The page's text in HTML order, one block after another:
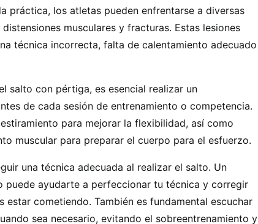
práctica, los atletas pueden enfrentarse a diversas
musculares y fracturas. Estas lesiones
técnica incorrecta, falta de calentamiento adecuado
salto con pértiga, es esencial realizar un
de cada sesión de entrenamiento o competencia.
para mejorar la flexibilidad, así como
muscular para preparar el cuerpo para el esfuerzo.
una técnica adecuada al realizar el salto. Un
puede ayudarte a perfeccionar tu técnica y corregir
estar cometiendo. También es fundamental escuchar
sea necesario, evitando el sobreentrenamiento y